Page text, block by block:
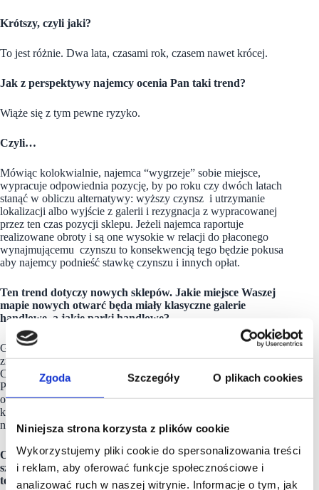
Zgoda Szczegóły O plikach cookies
Niniejsza strona korzysta z plików cookie
Wykorzystujemy pliki cookie do spersonalizowania treści
i reklam, aby oferować funkcje społecznościowe i
analizować ruch w naszej witrynie. Informacje o tym, jak
Krótszy, czyli jaki?
To jest różnie. Dwa lata, czasami rok, czasem nawet krócej.
Jak z perspektywy najemcy ocenia Pan taki trend?
Wiąże się z tym pewne ryzyko.
Czyli…
Mówiąc kolokwialnie, najemca “wygrzeje” sobie miejsce,
wypracuje odpowiednia pozycję, by po roku czy dwóch latach
stanąć w obliczu alternatywy: wyższy czynsz i utrzymanie
lokalizacji albo wyjście z galerii i rezygnacja z wypracowanej
przez ten czas pozycji sklepu. Jeżeli najemca raportuje
realizowane obroty i są one wysokie w relacji do płaconego
wynajmującemu czynszu to konsekwencją tego będzie pokusa
aby najemcy podnieść stawkę czynszu i innych opłat.
Ten trend dotyczy nowych sklepów. Jakie miejsce Waszej
mapie nowych otwarć będa miały klasyczne galerie
handlowe, a jakie parki handlowe?
Gdzieś z
yłu głowy jest obawa, że centra handlowe mogą
znowu być zamknięte, bo pojawi się nowa hybryda wirusa.
Centra handlowe też stoją przed wieloma innymi wyzwaniami.
Przede wszystkim będą musiały się zmieniać, tak by ze swoją
ofertą trafiać do corazbardziej wymagającegoklienta. Dzisiaj
klient jest zero-jedynkowy. On nie ma czasu, chce tu i teraz,
nie chce czekać.
Odpowiedzią na to wyzwanie są parki handlowe, gdzie jest
szybko i wygodnie. Dla Neonet – już przed pandemią – był
to główny kierunek rozwoju i tutaj zapewne nic się